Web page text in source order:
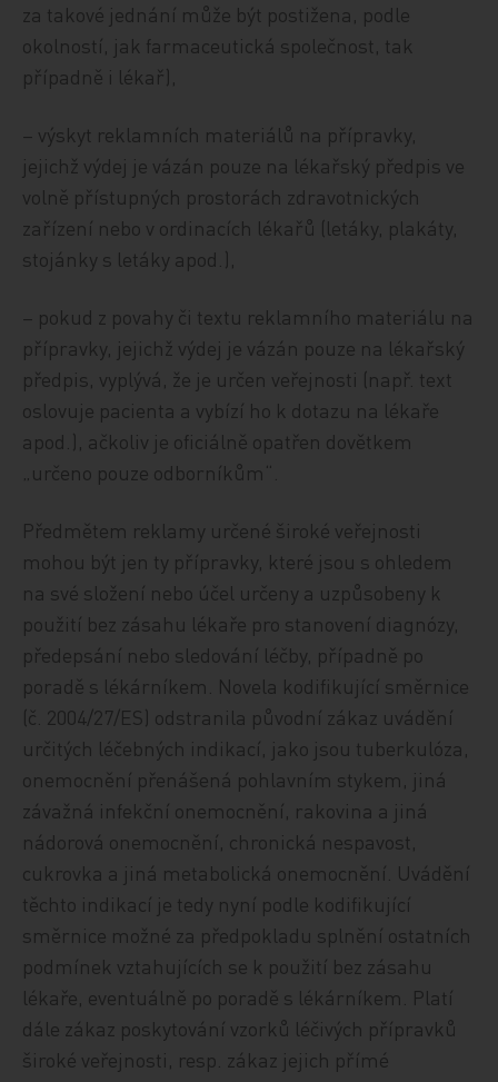
za takové jednání může být postižena, podle
okolností, jak farmaceutická společnost, tak
případně i lékař),
– výskyt reklamních materiálů na přípravky,
jejichž výdej je vázán pouze na lékařský předpis ve
volně přístupných prostorách zdravotnických
zařízení nebo v ordinacích lékařů (letáky, plakáty,
stojánky s letáky apod.),
– pokud z povahy či textu reklamního materiálu na
přípravky, jejichž výdej je vázán pouze na lékařský
předpis, vyplývá, že je určen veřejnosti (např. text
oslovuje pacienta a vybízí ho k dotazu na lékaře
apod.), ačkoliv je oficiálně opatřen dovětkem
„určeno pouze odborníkům“.
Předmětem reklamy určené široké veřejnosti
mohou být jen ty přípravky, které jsou s ohledem
na své složení nebo účel určeny a uzpůsobeny k
použití bez zásahu lékaře pro stanovení diagnózy,
předepsání nebo sledování léčby, případně po
poradě s lékárníkem. Novela kodifikující směrnice
(č. 2004/27/ES) odstranila původní zákaz uvádění
určitých léčebných indikací, jako jsou tuberkulóza,
onemocnění přenášená pohlavním stykem, jiná
závažná infekční onemocnění, rakovina a jiná
nádorová onemocnění, chronická nespavost,
cukrovka a jiná metabolická onemocnění. Uvádění
těchto indikací je tedy nyní podle kodifikující
směrnice možné za předpokladu splnění ostatních
podmínek vztahujících se k použití bez zásahu
lékaře, eventuálně po poradě s lékárníkem. Platí
dále zákaz poskytování vzorků léčivých přípravků
široké veřejnosti, resp. zákaz jejich přímé